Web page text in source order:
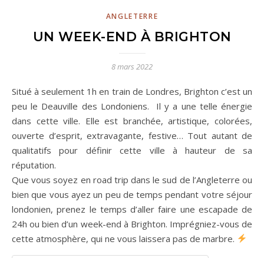
ANGLETERRE
UN WEEK-END À BRIGHTON
8 mars 2022
Situé à seulement 1h en train de Londres, Brighton c’est un
peu le Deauville des Londoniens. Il y a une telle énergie
dans cette ville. Elle est branchée, artistique, colorées,
ouverte d’esprit, extravagante, festive… Tout autant de
qualitatifs pour définir cette ville à hauteur de sa
réputation.
Que vous soyez en road trip dans le sud de l’Angleterre ou
bien que vous ayez un peu de temps pendant votre séjour
londonien, prenez le temps d’aller faire une escapade de
24h ou bien d’un week-end à Brighton. Imprégniez-vous de
cette atmosphère, qui ne vous laissera pas de marbre.